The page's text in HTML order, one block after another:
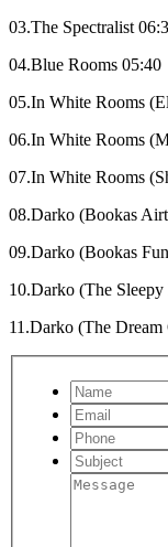
03.The Spectralist
04.Blue Rooms 05:40
05.In White Rooms
06.In White Rooms
07.In White Rooms
08.Darko (Bookas
09.Darko (Bookas
10.Darko (The
11.Darko (The